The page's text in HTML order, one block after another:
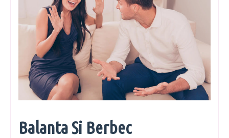
Balanta Si Berbec